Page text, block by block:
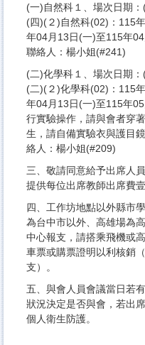
(一)自然科１、場次日期
(四)(２)自然科(02)：115
年04月13日(一)至115年
聯絡人：楊小姐(#241)
(二)化學科１、場次日期
(二)(２)化學科(02)：115
年04月13日(一)至115年
行實驗操作，請與會者穿
生，請自備實驗衣與護目
絡人：楊小姐(#209)
三、敬請同意給予出席人
提供每位出席教師出席費壹
四、工作坊地點以外縣市
為台中市以外、高雄場為
中心報支，請搭乘飛機或
車票或購票證明以利核銷
支）。
五、與會人員會議當日若
狀況決定是否與會，若出
個人衛生防護。